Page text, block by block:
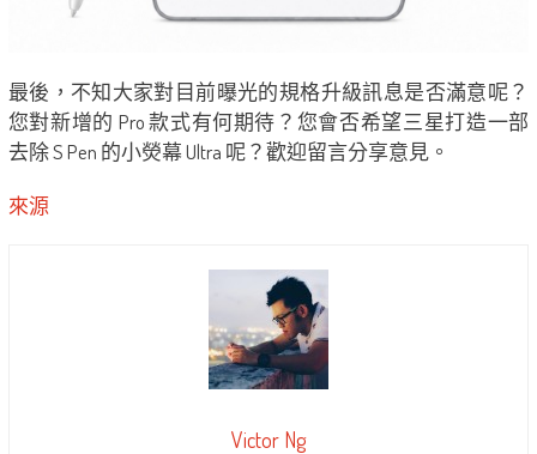
最後，不知大家對目前曝光的規格升級訊息是否滿意呢？
您對新增的 Pro 款式有何期待？您會否希望三星打造一部
去除 S Pen 的小熒幕 Ultra 呢？歡迎留言分享意見。
來源
Victor Ng